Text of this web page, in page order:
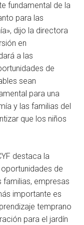
fundamental de la
para las
dijo la directora
en
a las
de
sean
para una
y las familias del
que los niños
destaca la
de
familias, empresas
importante es
temprano
para el jardín